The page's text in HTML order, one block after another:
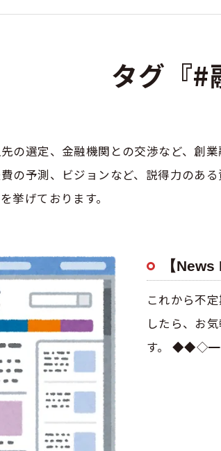
タグ『#
の選定、金融機関との交渉など、創
の予測、ビジョンなど、説得力のあ
挙げております。
【
これから不
したら、お
す。